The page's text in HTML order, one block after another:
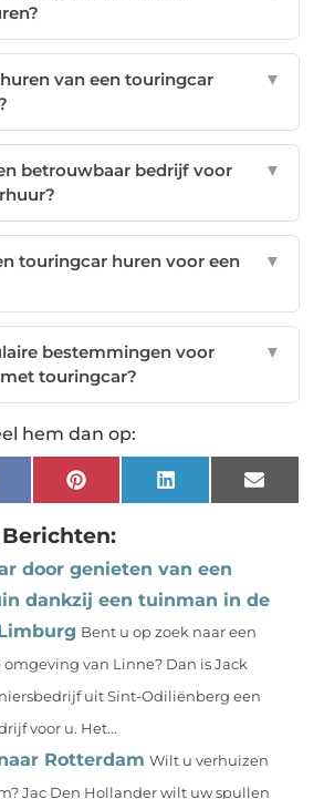
van een touringcar
▼
betrouwbaar bedrijf voor
▼
touringcar huren voor een
▼
bestemmingen voor
touringcar?
▼
hem dan op:
Pinterest LinkedIn Email
door genieten van een
dankzij een tuinman in de
Bent u op zoek naar een
van Linne? Dan is Jack
uit Sint-Odiliënberg een
voor u. Het...
Rotterdam Wilt u verhuizen
Jac Den Hollander wilt uw spullen